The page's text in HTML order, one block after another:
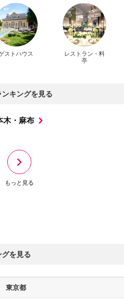
ストハウス
レストラン・料
亭
キングを見る
木・麻布
もっと見る
を見る
東京都